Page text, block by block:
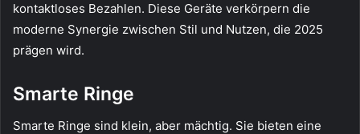
kontaktloses Bezahlen. Diese Geräte verkörpern die
moderne Synergie zwischen Stil und Nutzen, die 2025
prägen wird.
Smarte Ringe
Smarte Ringe sind klein, aber mächtig. Sie bieten eine